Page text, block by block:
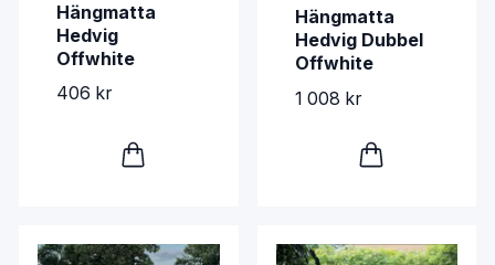
Hängmatta
Hedvig
Offwhite
406 kr
Hängmatta
Hedvig Dubbel
Offwhite
1 008 kr